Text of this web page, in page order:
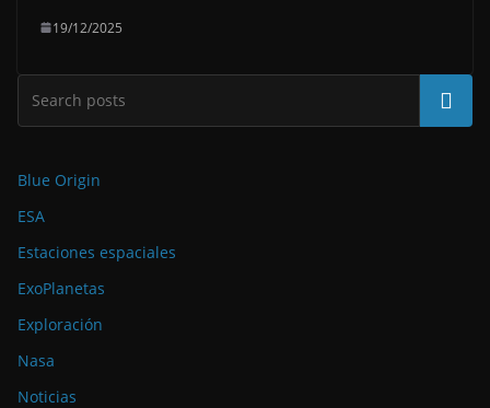
19/12/2025
Buscar
Blue Origin
ESA
Estaciones espaciales
ExoPlanetas
Exploración
Nasa
Noticias